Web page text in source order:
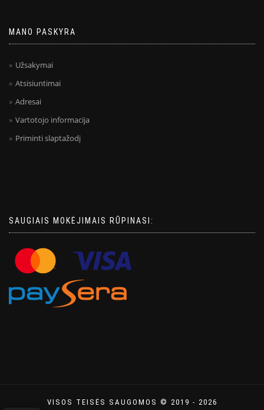
MANO PASKYRA
Užsakymai
Atsisiuntimai
Adresai
Vartotojo informacija
Priminti slaptažodį
SAUGIAIS MOKĖJIMAIS RŪPINASI:
VISOS TEISĖS SAUGOMOS © 2019 - 2026